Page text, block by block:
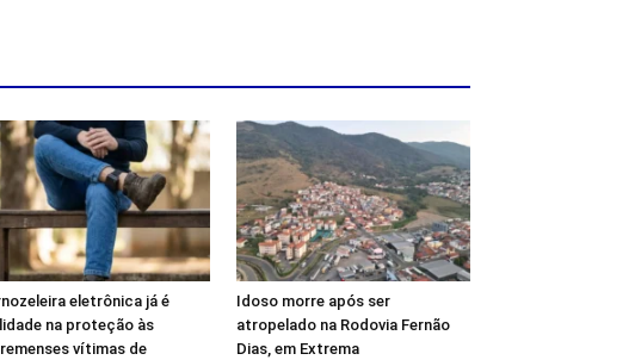
eletrônica já é
na proteção às
vítimas de
Idoso morre após ser
atropelado na Rodovia Fernão
Dias, em Extrema